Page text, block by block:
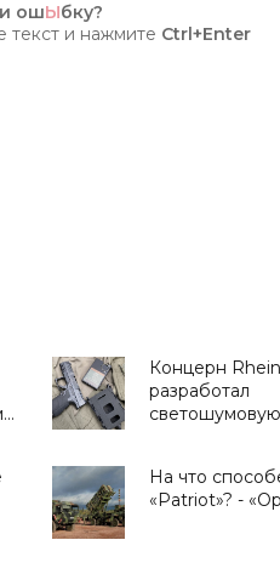
ошЫбку?
текст и нажмите Ctrl+Enter
-
Концерн
разработал
светошумовую
На что
«Patriot»? -